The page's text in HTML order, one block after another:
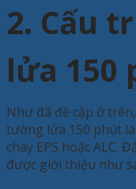
2. Cấu
lửa 150
Như đã đề cập ở
tường lửa 150 phút
cháy EPS hoặc ALC.
được giới thiệu như